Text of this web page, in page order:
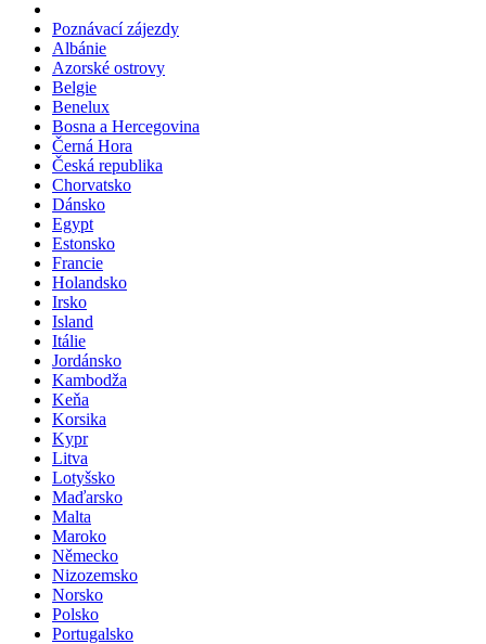
Poznávací zájezdy
Albánie
Azorské ostrovy
Belgie
Benelux
Bosna a Hercegovina
Černá Hora
Česká republika
Chorvatsko
Dánsko
Egypt
Estonsko
Francie
Holandsko
Irsko
Island
Itálie
Jordánsko
Kambodža
Keňa
Korsika
Kypr
Litva
Lotyšsko
Maďarsko
Malta
Maroko
Německo
Nizozemsko
Norsko
Polsko
Portugalsko